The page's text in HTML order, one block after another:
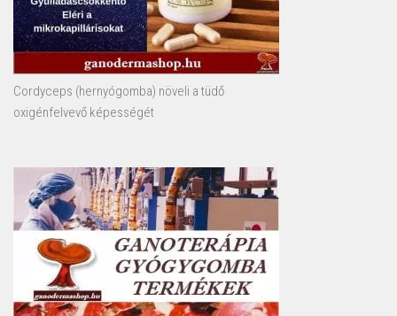
Cordyceps (hernyógomba) növeli a tüdő
oxigénfelvevő képességét